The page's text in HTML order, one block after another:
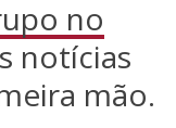
no
notícias
mão.